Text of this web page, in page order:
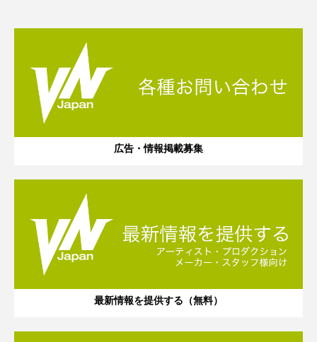
広告・情報掲載募集
最新情報を提供する（無料）